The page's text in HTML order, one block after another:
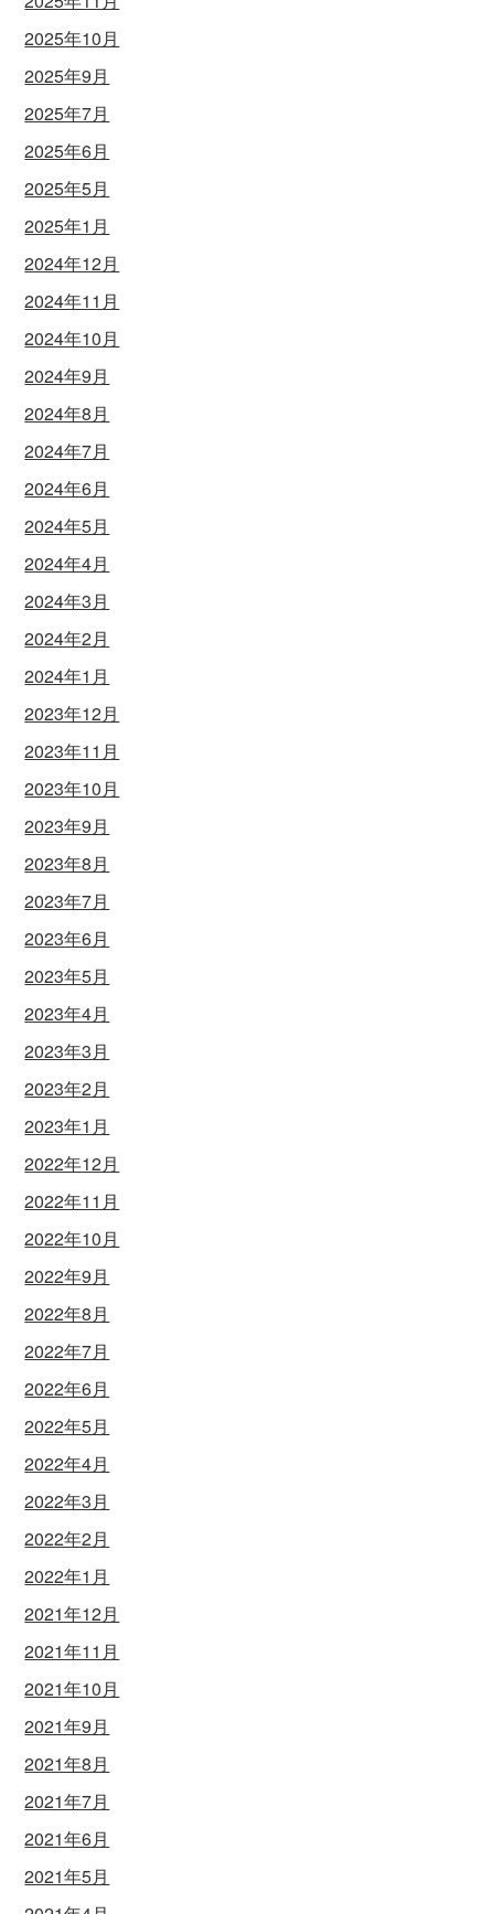
2025年10月
2025年9月
2025年7月
2025年6月
2025年5月
2025年1月
2024年12月
2024年11月
2024年10月
2024年9月
2024年8月
2024年7月
2024年6月
2024年5月
2024年4月
2024年3月
2024年2月
2024年1月
2023年12月
2023年11月
2023年10月
2023年9月
2023年8月
2023年7月
2023年6月
2023年5月
2023年4月
2023年3月
2023年2月
2023年1月
2022年12月
2022年11月
2022年10月
2022年9月
2022年8月
2022年7月
2022年6月
2022年5月
2022年4月
2022年3月
2022年2月
2022年1月
2021年12月
2021年11月
2021年10月
2021年9月
2021年8月
2021年7月
2021年6月
2021年5月